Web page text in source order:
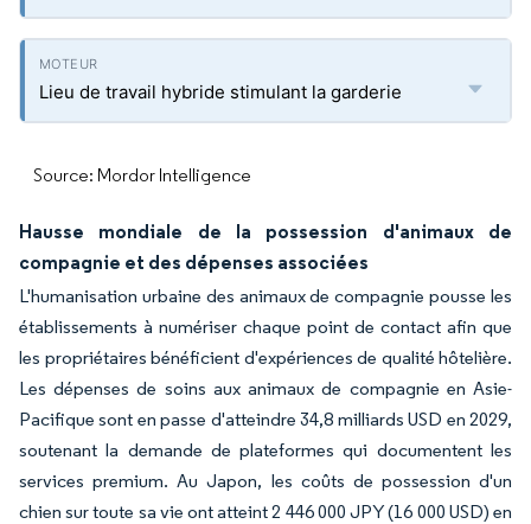
Lieu de travail hybride stimulant la garderie
Source: Mordor Intelligence
Hausse mondiale de la possession d'animaux de
compagnie et des dépenses associées
L'humanisation urbaine des animaux de compagnie pousse les
établissements à numériser chaque point de contact afin que
les propriétaires bénéficient d'expériences de qualité hôtelière.
Les dépenses de soins aux animaux de compagnie en Asie-
Pacifique sont en passe d'atteindre 34,8 milliards USD en 2029,
soutenant la demande de plateformes qui documentent les
services premium. Au Japon, les coûts de possession d'un
chien sur toute sa vie ont atteint 2 446 000 JPY (16 000 USD) en